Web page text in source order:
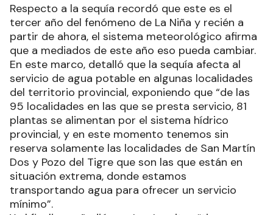
Respecto a la sequía recordó que este es el
tercer año del fenómeno de La Niña y recién a
partir de ahora, el sistema meteorológico afirma
que a mediados de este año eso pueda cambiar.
En este marco, detalló que la sequía afecta al
servicio de agua potable en algunas localidades
del territorio provincial, exponiendo que “de las
95 localidades en las que se presta servicio, 81
plantas se alimentan por el sistema hídrico
provincial, y en este momento tenemos sin
reserva solamente las localidades de San Martín
Dos y Pozo del Tigre que son las que están en
situación extrema, donde estamos
transportando agua para ofrecer un servicio
mínimo”.